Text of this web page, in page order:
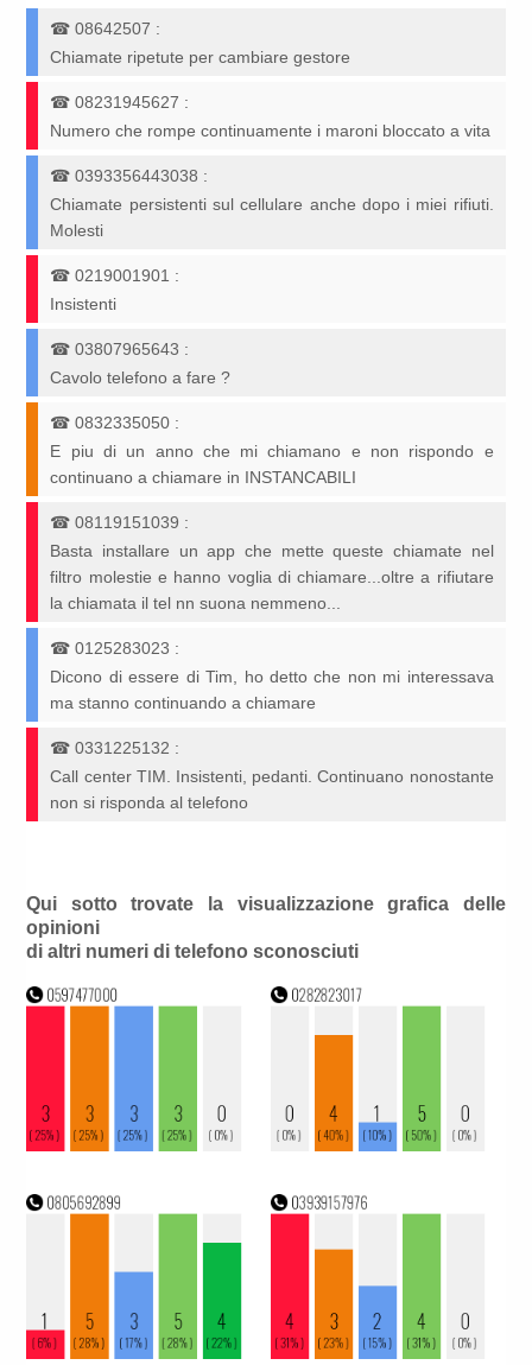
☎08642507 :
Chiamate ripetute per cambiare gestore
☎08231945627 :
Numero che rompe continuamente i maroni bloccato a vita
☎0393356443038 :
Chiamate persistenti sul cellulare anche dopo i miei rifiuti.
Molesti
☎0219001901 :
Insistenti
☎03807965643 :
Cavolo telefono a fare ?
☎0832335050 :
E piu di un anno che mi chiamano e non rispondo e
continuano a chiamare in INSTANCABILI
☎08119151039 :
Basta installare un app che mette queste chiamate nel
filtro molestie e hanno voglia di chiamare...oltre a rifiutare
la chiamata il tel nn suona nemmeno...
☎0125283023 :
Dicono di essere di Tim, ho detto che non mi interessava
ma stanno continuando a chiamare
☎0331225132 :
Call center TIM. Insistenti, pedanti. Continuano nonostante
non si risponda al telefono
Qui sotto trovate la visualizzazione grafica delle
opinioni
di altri numeri di telefono sconosciuti